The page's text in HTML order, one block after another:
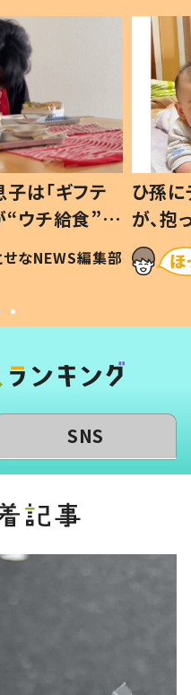
は「ギフテ
“ウチ給食”を
は #令和の親
せなNEWS編集部
ひ孫
が、
「涙が
い」
SNS